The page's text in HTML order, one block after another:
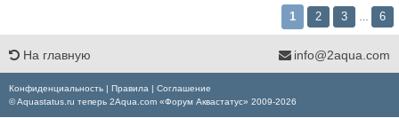
1 2 3 6
На главную info@2aqua.com
Конфиденциальность | Правила | Соглашение
© Aquastatus.ru теперь 2Aqua.com «Форум Аквастатус» 2009-2026